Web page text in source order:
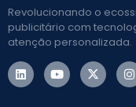
Revolucionando o
publicitário com
atenção personalizada.